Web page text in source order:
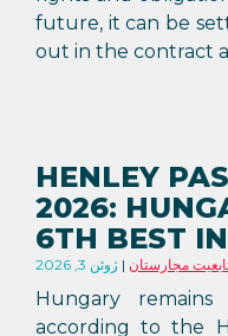
future, it can be
out in the contract
HENLEY
2026:
6TH BEST
ژوئن 3, 2026 مجارستان
Hungary
according to the